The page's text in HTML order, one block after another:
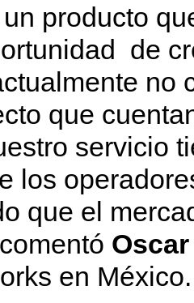
un producto
de
no
que
servicio
los
que el
en México.